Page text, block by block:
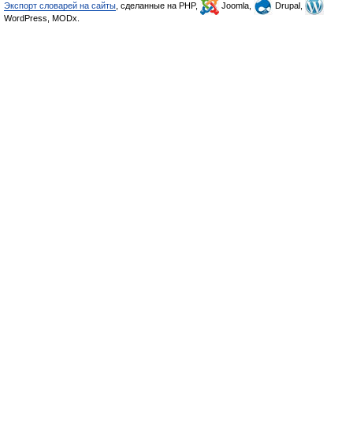
Экспорт словарей на сайты , сделанные на PHP, Joomla,
Drupal,
WordPress, MODx.